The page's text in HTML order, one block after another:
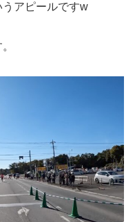
アピールですw